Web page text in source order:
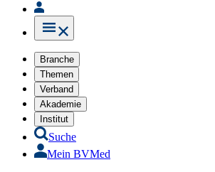
Branche
Themen
Verband
Akademie
Institut
Suche
Mein BVMed